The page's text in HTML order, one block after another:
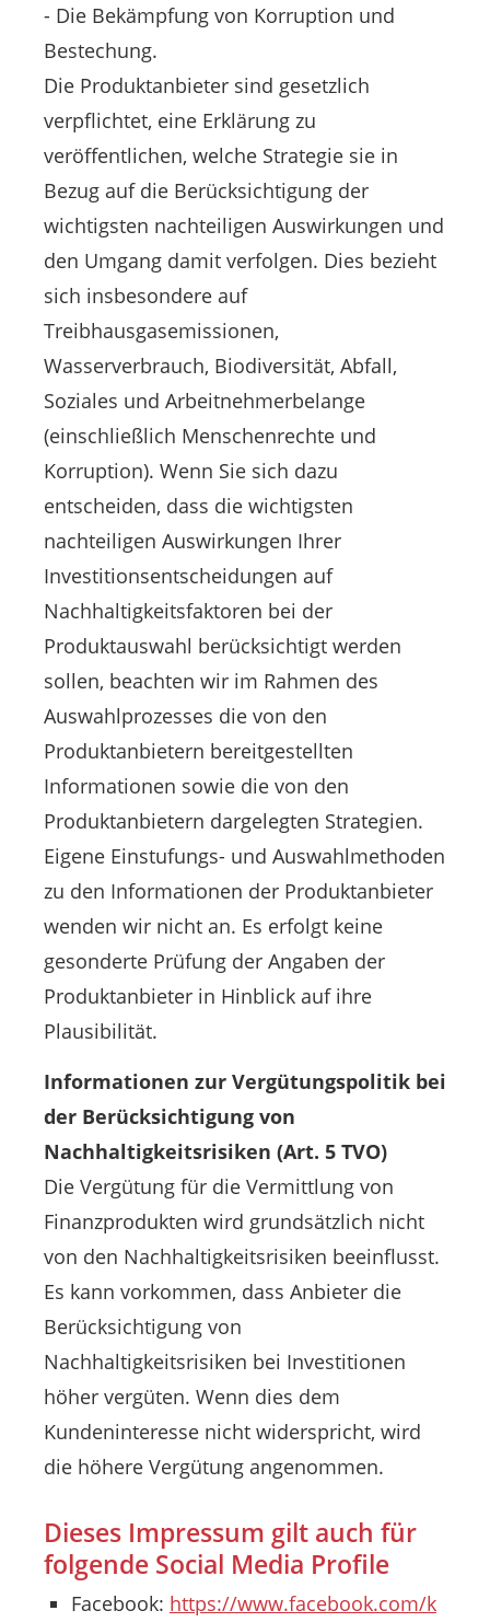
- Die Bekämpfung von Korruption und
Bestechung.
Die Produktanbieter sind gesetzlich
verpflichtet, eine Erklärung zu
veröffentlichen, welche Strategie sie in
Bezug auf die Berücksichtigung der
wichtigsten nachteiligen Auswirkungen und
den Umgang damit verfolgen. Dies bezieht
sich insbesondere auf
Treibhausgasemissionen,
Wasserverbrauch, Biodiversität, Abfall,
Soziales und Arbeitnehmerbelange
(einschließlich Menschenrechte und
Korruption). Wenn Sie sich dazu
entscheiden, dass die wichtigsten
nachteiligen Auswirkungen Ihrer
Investitionsentscheidungen auf
Nachhaltigkeitsfaktoren bei der
Produktauswahl berücksichtigt werden
sollen, beachten wir im Rahmen des
Auswahlprozesses die von den
Produktanbietern bereitgestellten
Informationen sowie die von den
Produktanbietern dargelegten Strategien.
Eigene Einstufungs- und Auswahlmethoden
zu den Informationen der Produktanbieter
wenden wir nicht an. Es erfolgt keine
gesonderte Prüfung der Angaben der
Produktanbieter in Hinblick auf ihre
Plausibilität.
Informationen zur Vergütungspolitik bei
der Berücksichtigung von
Nachhaltigkeitsrisiken (Art. 5 TVO)
Die Vergütung für die Vermittlung von
Finanzprodukten wird grundsätzlich nicht
von den Nachhaltigkeitsrisiken beeinflusst.
Es kann vorkommen, dass Anbieter die
Berücksichtigung von
Nachhaltigkeitsrisiken bei Investitionen
höher vergüten. Wenn dies dem
Kundeninteresse nicht widerspricht, wird
die höhere Vergütung angenommen.
Dieses Impressum gilt auch für
folgende Social Media Profile
Facebook: https://www.facebook.com/k